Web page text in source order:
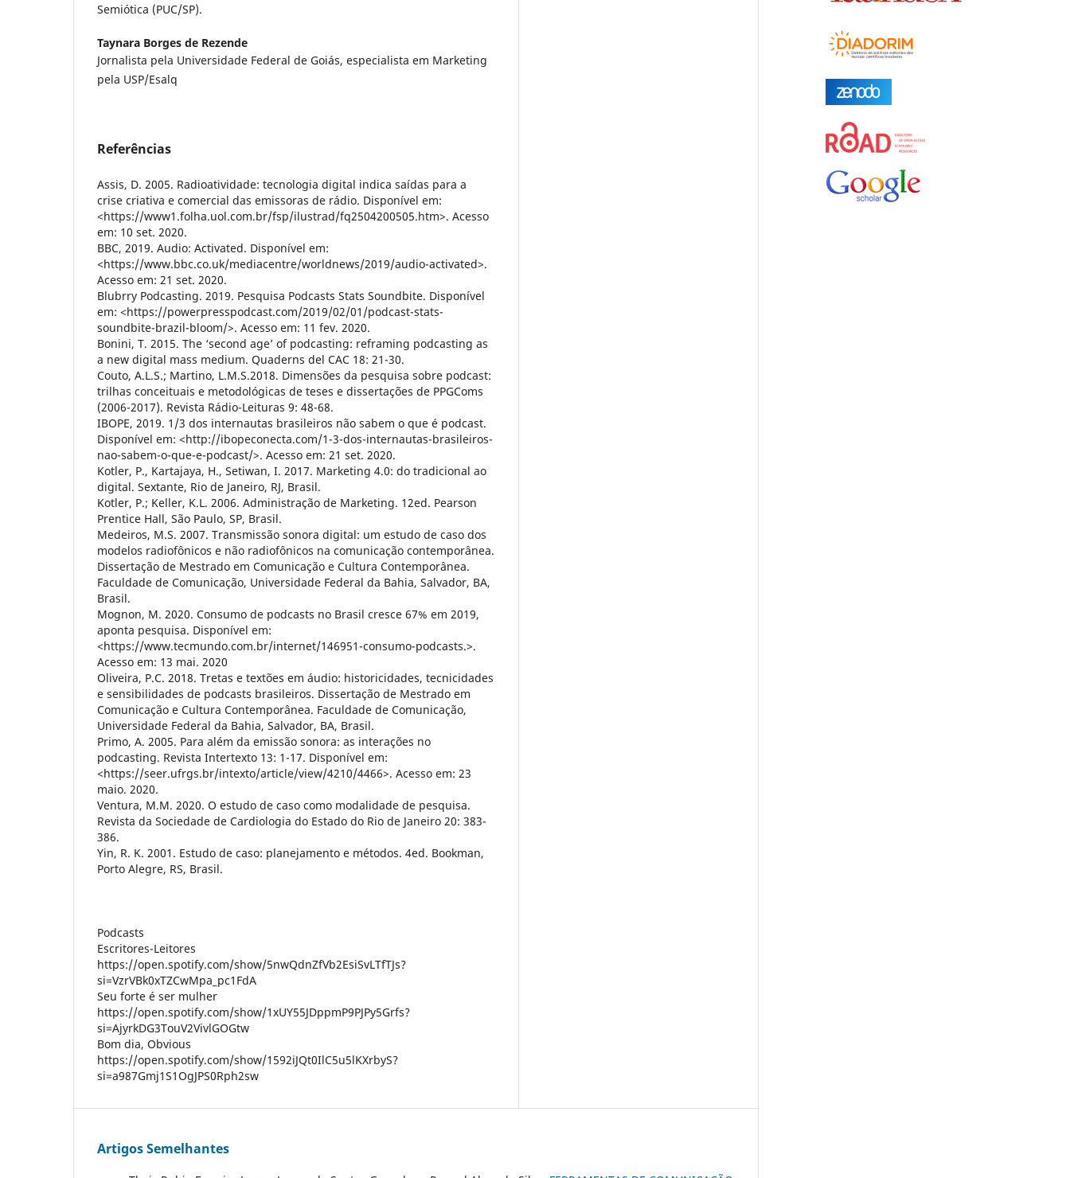
Semiótica (PUC/SP).
Taynara Borges de Rezende
Jornalista pela Universidade Federal de Goiás, especialista em Marketing
pela USP/Esalq
Referências
Assis, D. 2005. Radioatividade: tecnologia digital indica saídas para a
crise criativa e comercial das emissoras de rádio. Disponível em:
<https://www1.folha.uol.com.br/fsp/ilustrad/fq2504200505.htm>. Acesso
em: 10 set. 2020.
BBC, 2019. Audio: Activated. Disponível em:
<https://www.bbc.co.uk/mediacentre/worldnews/2019/audio-activated>.
Acesso em: 21 set. 2020.
Blubrry Podcasting. 2019. Pesquisa Podcasts Stats Soundbite. Disponível
em: <https://powerpresspodcast.com/2019/02/01/podcast-stats-
soundbite-brazil-bloom/>. Acesso em: 11 fev. 2020.
Bonini, T. 2015. The ‘second age’ of podcasting: reframing podcasting as
a new digital mass medium. Quaderns del CAC 18: 21-30.
Couto, A.L.S.; Martino, L.M.S.2018. Dimensões da pesquisa sobre podcast:
trilhas conceituais e metodológicas de teses e dissertações de PPGComs
(2006-2017). Revista Rádio-Leituras 9: 48-68.
IBOPE, 2019. 1/3 dos internautas brasileiros não sabem o que é podcast.
Disponível em: <http://ibopeconecta.com/1-3-dos-internautas-brasileiros-
nao-sabem-o-que-e-podcast/>. Acesso em: 21 set. 2020.
Kotler, P., Kartajaya, H., Setiwan, I. 2017. Marketing 4.0: do tradicional ao
digital. Sextante, Rio de Janeiro, RJ, Brasil.
Kotler, P.; Keller, K.L. 2006. Administração de Marketing. 12ed. Pearson
Prentice Hall, São Paulo, SP, Brasil.
Medeiros, M.S. 2007. Transmissão sonora digital: um estudo de caso dos
modelos radiofônicos e não radiofônicos na comunicação contemporânea.
Dissertação de Mestrado em Comunicação e Cultura Contemporânea.
Faculdade de Comunicação, Universidade Federal da Bahia, Salvador, BA,
Brasil.
Mognon, M. 2020. Consumo de podcasts no Brasil cresce 67% em 2019,
aponta pesquisa. Disponível em:
<https://www.tecmundo.com.br/internet/146951-consumo-podcasts.>.
Acesso em: 13 mai. 2020
Oliveira, P.C. 2018. Tretas e textões em áudio: historicidades, tecnicidades
e sensibilidades de podcasts brasileiros. Dissertação de Mestrado em
Comunicação e Cultura Contemporânea. Faculdade de Comunicação,
Universidade Federal da Bahia, Salvador, BA, Brasil.
Primo, A. 2005. Para além da emissão sonora: as interações no
podcasting. Revista Intertexto 13: 1-17. Disponível em:
<https://seer.ufrgs.br/intexto/article/view/4210/4466>. Acesso em: 23
maio. 2020.
Ventura, M.M. 2020. O estudo de caso como modalidade de pesquisa.
Revista da Sociedade de Cardiologia do Estado do Rio de Janeiro 20: 383-
386.
Yin, R. K. 2001. Estudo de caso: planejamento e métodos. 4ed. Bookman,
Porto Alegre, RS, Brasil.
Podcasts
Escritores-Leitores
https://open.spotify.com/show/5nwQdnZfVb2EsiSvLTfTJs?
si=VzrVBk0xTZCwMpa_pc1FdA
Seu forte é ser mulher
https://open.spotify.com/show/1xUY55JDppmP9PJPy5Grfs?
si=AjyrkDG3TouV2VivlGOGtw
Bom dia, Obvious
https://open.spotify.com/show/1592iJQt0IlC5u5lKXrbyS?
si=a987Gmj1S1OgJPS0Rph2sw
Artigos Semelhantes